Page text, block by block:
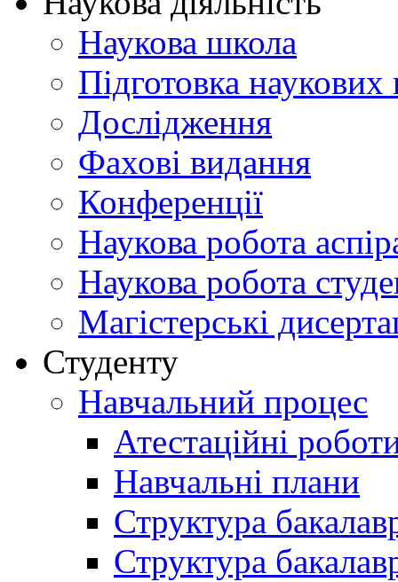
Наукова школа
Підготовка наукових
Дослідження
Фахові видання
Конференції
Наукова робота
Наукова робота
Магістерські
Студенту
Навчальний процес
Атестаційні
Навчальні плани
Структура
Структура